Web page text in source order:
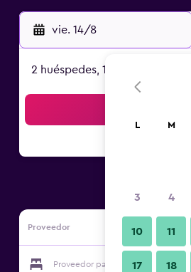
vie. 14/8
2 huéspedes, 1 habitación
Proveedor
Proveedor para The Cottage B&B
L M
3 4
10 11
17 18